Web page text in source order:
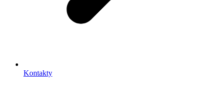
Kontakty